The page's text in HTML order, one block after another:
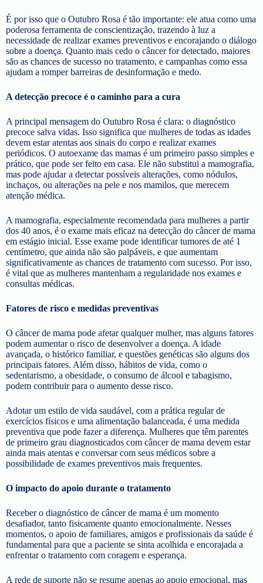
É por isso que o Outubro Rosa é tão importante: ele atua como uma
poderosa ferramenta de conscientização, trazendo à luz a
necessidade de realizar exames preventivos e encorajando o diálogo
sobre a doença. Quanto mais cedo o câncer for detectado, maiores
são as chances de sucesso no tratamento, e campanhas como essa
ajudam a romper barreiras de desinformação e medo.
A detecção precoce é o caminho para a cura
A principal mensagem do Outubro Rosa é clara: o diagnóstico
precoce salva vidas. Isso significa que mulheres de todas as idades
devem estar atentas aos sinais do corpo e realizar exames
periódicos. O autoexame das mamas é um primeiro passo simples e
prático, que pode ser feito em casa. Ele não substitui a mamografia,
mas pode ajudar a detectar possíveis alterações, como nódulos,
inchaços, ou alterações na pele e nos mamilos, que merecem
atenção médica.
A mamografia, especialmente recomendada para mulheres a partir
dos 40 anos, é o exame mais eficaz na detecção do câncer de mama
em estágio inicial. Esse exame pode identificar tumores de até 1
centímetro, que ainda não são palpáveis, e que aumentam
significativamente as chances de tratamento com sucesso. Por isso,
é vital que as mulheres mantenham a regularidade nos exames e
consultas médicas.
Fatores de risco e medidas preventivas
O câncer de mama pode afetar qualquer mulher, mas alguns fatores
podem aumentar o risco de desenvolver a doença. A idade
avançada, o histórico familiar, e questões genéticas são alguns dos
principais fatores. Além disso, hábitos de vida, como o
sedentarismo, a obesidade, o consumo de álcool e tabagismo,
podem contribuir para o aumento desse risco.
Adotar um estilo de vida saudável, com a prática regular de
exercícios físicos e uma alimentação balanceada, é uma medida
preventiva que pode fazer a diferença. Mulheres que têm parentes
de primeiro grau diagnosticados com câncer de mama devem estar
ainda mais atentas e conversar com seus médicos sobre a
possibilidade de exames preventivos mais frequentes.
O impacto do apoio durante o tratamento
Receber o diagnóstico de câncer de mama é um momento
desafiador, tanto fisicamente quanto emocionalmente. Nesses
momentos, o apoio de familiares, amigos e profissionais da saúde é
fundamental para que a paciente se sinta acolhida e encorajada a
enfrentar o tratamento com coragem e esperança.
A rede de suporte não se resume apenas ao apoio emocional, mas